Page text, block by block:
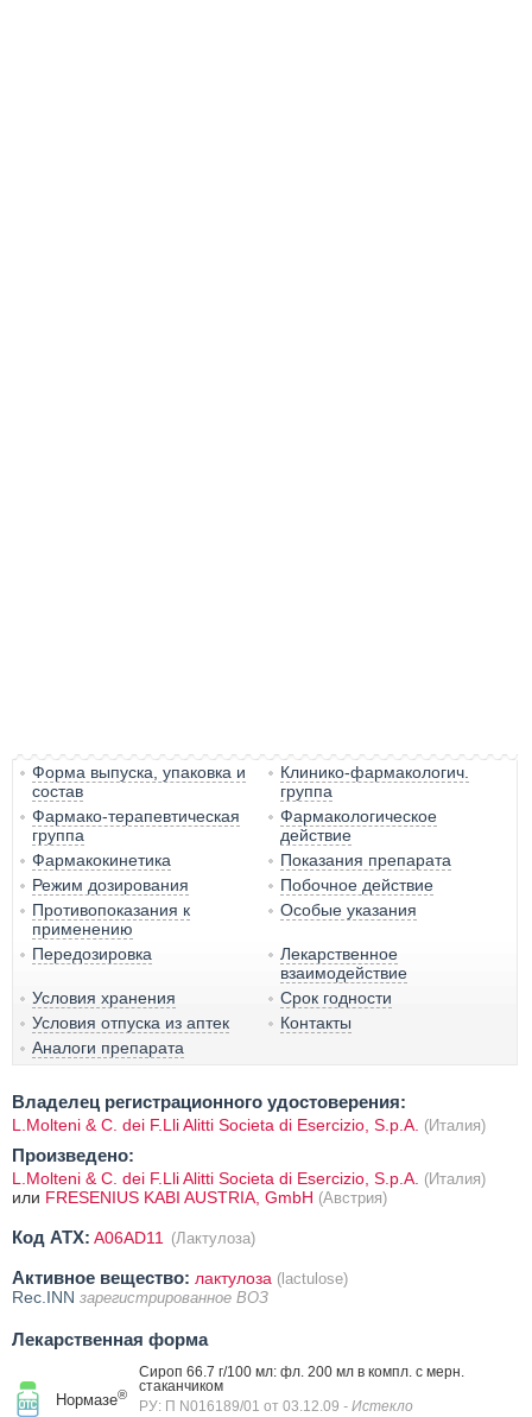
Форма выпуска, упаковка и
состав
Клинико-фармакологич.
группа
Фармако-терапевтическая
группа
Фармакологическое
действие
Фармакокинетика
Показания препарата
Режим дозирования
Побочное действие
Противопоказания к
применению
Особые указания
Передозировка
Лекарственное
взаимодействие
Условия хранения
Срок годности
Условия отпуска из аптек
Контакты
Аналоги препарата
Владелец регистрационного удостоверения:
L.Molteni & C. dei F.Lli Alitti Societa di Esercizio, S.p.A. (Италия)
Произведено:
L.Molteni & C. dei F.Lli Alitti Societa di Esercizio, S.p.A. (Италия)
или FRESENIUS KABI AUSTRIA, GmbH (Австрия)
Код ATX: A06AD11 (Лактулоза)
Активное вещество: лактулоза (lactulose)
Rec.INN зарегистрированное ВОЗ
Лекарственная форма
Нормазе®
Сироп 66.7 г/100 мл: фл. 200 мл в компл. с мерн.
стаканчиком
РУ: П N016189/01 от 03.12.09 - Истекло